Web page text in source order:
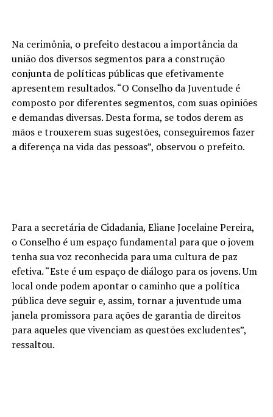
Na cerimônia, o prefeito destacou a importância da
união dos diversos segmentos para a construção
conjunta de políticas públicas que efetivamente
apresentem resultados. “O Conselho da Juventude é
composto por diferentes segmentos, com suas opiniões
e demandas diversas. Desta forma, se todos derem as
mãos e trouxerem suas sugestões, conseguiremos fazer
a diferença na vida das pessoas”, observou o prefeito.
Para a secretária de Cidadania, Eliane Jocelaine Pereira,
o Conselho é um espaço fundamental para que o jovem
tenha sua voz reconhecida para uma cultura de paz
efetiva. “Este é um espaço de diálogo para os jovens. Um
local onde podem apontar o caminho que a política
pública deve seguir e, assim, tornar a juventude uma
janela promissora para ações de garantia de direitos
para aqueles que vivenciam as questões excludentes”,
ressaltou.